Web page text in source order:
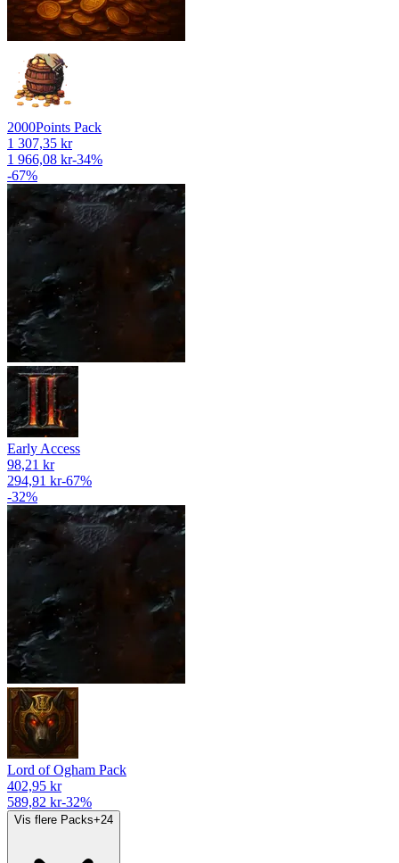
2000Points Pack
1 307,35 kr
1 966,08 kr-34%
-67%
Early Access
98,21 kr
294,91 kr-67%
-32%
Lord of Ogham Pack
402,95 kr
589,82 kr-32%
Vis flere Packs+24